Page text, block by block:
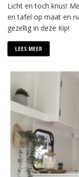
Licht en toch knus!
en tafel op maat en
gezellig in deze Kip!
LEES MEER